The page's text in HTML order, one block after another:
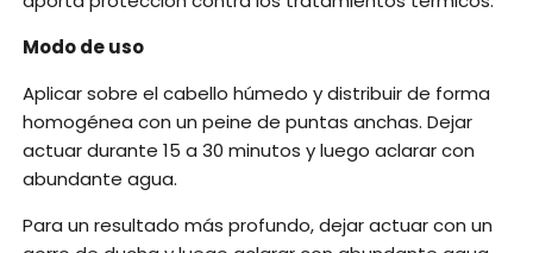
Modo de uso
Aplicar sobre el cabello húmedo y distribuir de forma
homogénea con un peine de puntas anchas. Dejar
actuar durante 15 a 30 minutos y luego aclarar con
abundante agua.
Para un resultado más profundo, dejar actuar con un